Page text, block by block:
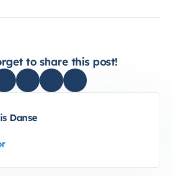
to share this post!
Danse